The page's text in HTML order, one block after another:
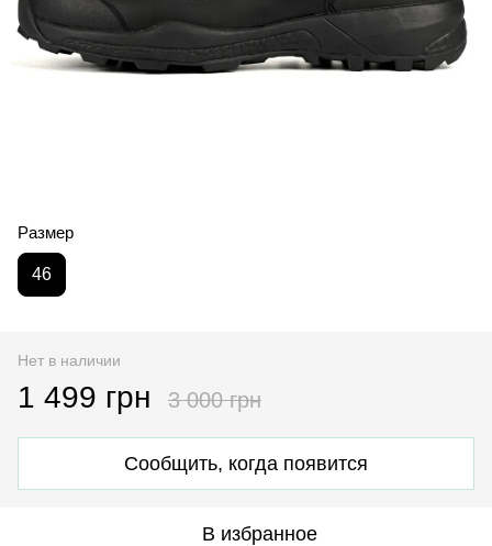
Размер
46
Нет в наличии
1 499 грн 3 000 грн
Сообщить, когда появится
В избранное